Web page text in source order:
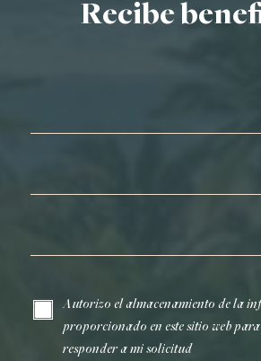
Recibe
Autorizo el almacenamiento de la
proporcionado en este sitio web
responder a mi solicitud